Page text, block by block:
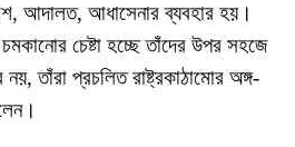
আদালত, আধাসেনার ব্যবহার হয়।
চেষ্টা হচ্ছে তাঁদের উপর সহজে
তাঁরা প্রচলিত রাষ্ট্রকাঠামোর অঙ্গ-